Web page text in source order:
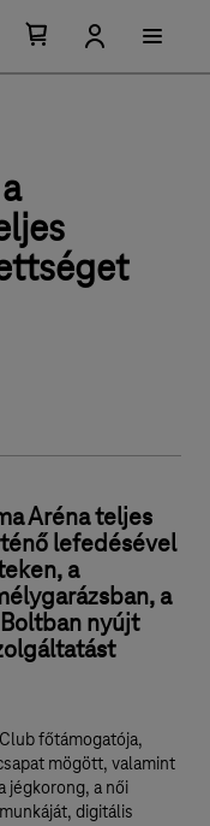
Aréna teljes
lefedésével
a
a
nyújt
főtámogatója,
mögött, valamint
jégkorong, a női
digitális